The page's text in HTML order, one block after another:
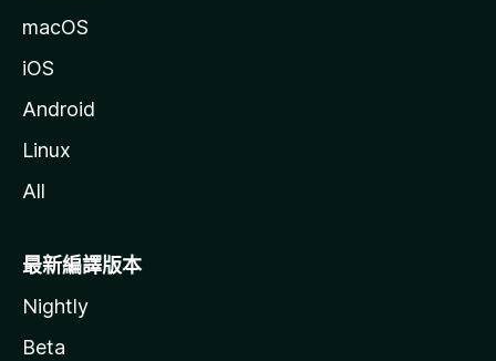
macOS
iOS
Android
Linux
All
最新編譯版本
Nightly
Beta